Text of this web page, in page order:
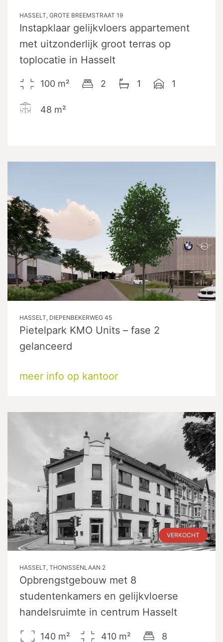
HASSELT, GROTE BREEMSTRAAT 19
Instapklaar gelijkvloers appartement
met uitzonderlijk groot terras op
toplocatie in Hasselt
100 m² 2 1 1
48 m²
HASSELT, DIEPENBEKERWEG 45
Pietelpark KMO Units – fase 2
gelanceerd
meer info op kantoor
VERKOCHT
HASSELT, THONISSENLAAN 2
Opbrengstgebouw met 8
studentenkamers en gelijkvloerse
handelsruimte in centrum Hasselt
140 m² 410 m² 8